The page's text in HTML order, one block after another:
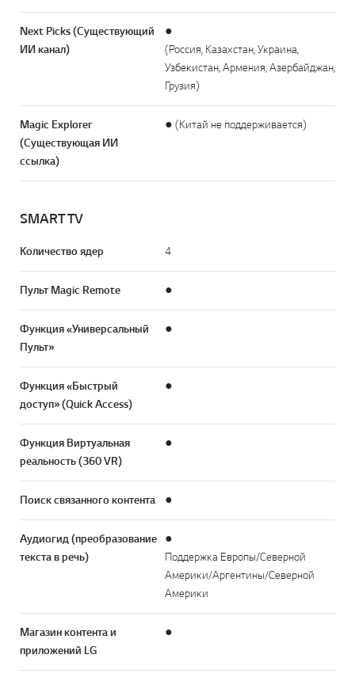
Next Picks (Существующий
ИИ канал)
●
(Россия, Казахстан, Украина,
Узбекистан, Армения, Азербайджан,
Грузия)
Magic Explorer
(Существующая ИИ
ссылка)
● (Китай не поддерживается)
SMART TV
Количество ядер 4
Пульт Magic Remote ●
Функция «Универсальный
Пульт»
●
Функция «Быстрый
доступ» (Quick Access)
●
Функция Виртуальная
реальность (360 VR)
●
Поиск связанного контента ●
Аудиогид (преобразование
текста в речь)
●
Поддержка Европы/Северной
Америки/Аргентины/Северной
Америки
Магазин контента и
приложений LG
●